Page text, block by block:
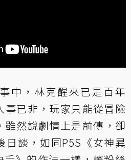
中，林克醒來已是百年
事已非，玩家只能從冒險
雖然說劇情上是前傳，卻
日談，如同P5S《女神異